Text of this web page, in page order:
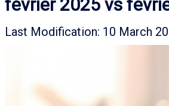
février 2025 vs
Last Modification: 10 March